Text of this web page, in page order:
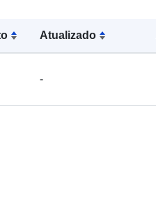
Atualizado
-